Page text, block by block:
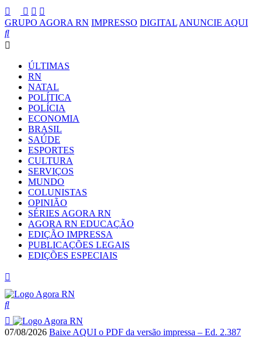
GRUPO AGORA RN IMPRESSO DIGITAL ANUNCIE AQUI
ÚLTIMAS
RN
NATAL
POLÍTICA
POLÍCIA
ECONOMIA
BRASIL
SAÚDE
ESPORTES
CULTURA
SERVIÇOS
MUNDO
COLUNISTAS
OPINIÃO
SÉRIES AGORA RN
AGORA RN EDUCAÇÃO
EDIÇÃO IMPRESSA
PUBLICAÇÕES LEGAIS
EDIÇÕES ESPECIAIS
07/08/2026 Baixe AQUI o PDF da versão impressa – Ed. 2.387